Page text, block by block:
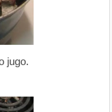
jugo.